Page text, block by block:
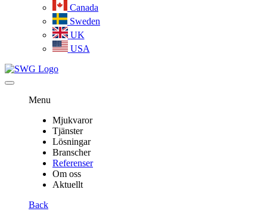
Canada
Sweden
UK
USA
Menu
Mjukvaror
Tjänster
Lösningar
Branscher
Referenser
Om oss
Aktuellt
Back